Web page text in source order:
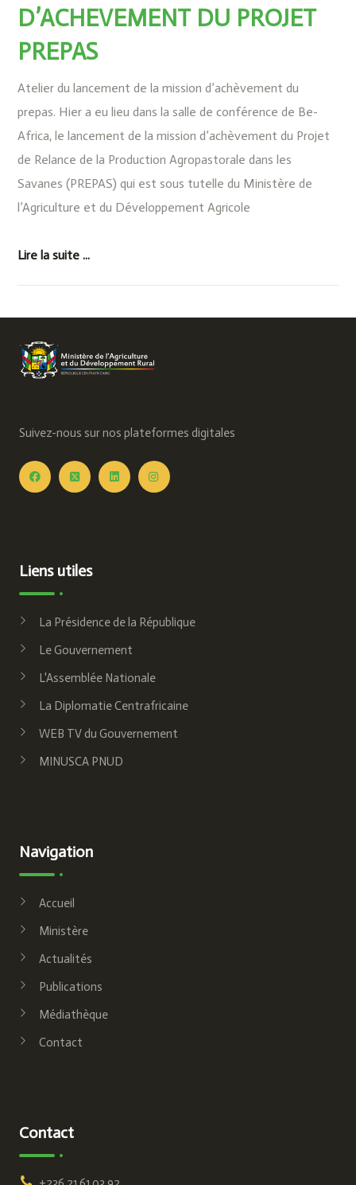
D’ACHEVEMENT DU PROJET
PREPAS
Atelier du lancement de la mission d’achèvement du
prepas. Hier a eu lieu dans la salle de conférence de Be-
Africa, le lancement de la mission d’achèvement du Projet
de Relance de la Production Agropastorale dans les
Savanes (PREPAS) qui est sous tutelle du Ministère de
l’Agriculture et du Développement Agricole
Lire la suite ...
Suivez-nous sur nos plateformes digitales
Liens utiles
La Présidence de la République
Le Gouvernement
L'Assemblée Nationale
La Diplomatie Centrafricaine
WEB TV du Gouvernement
MINUSCA PNUD
Navigation
Accueil
Ministère
Actualités
Publications
Médiathèque
Contact
Contact